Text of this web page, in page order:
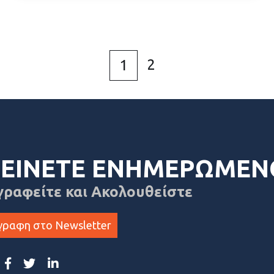
1 2
και Ακολουθείστε
στο Newsletter